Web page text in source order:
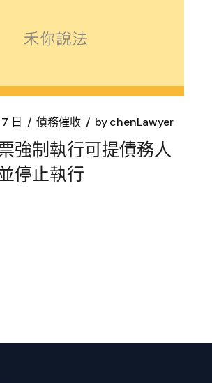
日 債務催收 bychenLawyer
強制執行可提債務人
停止執行